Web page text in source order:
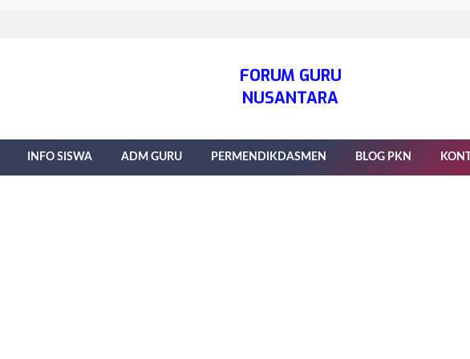
FORUM GURU
NUSANTARA
INFO SISWA ADM GURU PERMENDIKDASMEN BLOG PKN